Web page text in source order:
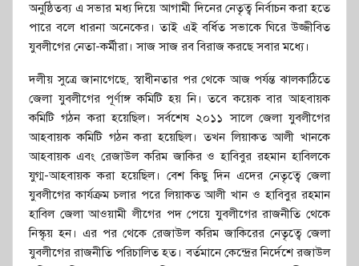
অনুষ্ঠিতব্য এ সভার মধ্য দিয়ে আগামী দিনের নেতৃত্ব নির্বাচন করা হতে
পারে বলে ধারনা অনেকের। তাই এই বর্ধিত সভাকে ঘিরে উজ্জীবিত
যুবলীগের নেতা-কর্মীরা। সাজ সাজ রব বিরাজ করছে সবার মধ্যে।
দলীয় সুত্রে জানাগেছে, স্বাধীনতার পর থেকে আজ পর্যন্ত ঝালকাঠিতে
জেলা যুবলীগের পূর্ণাঙ্গ কমিটি হয় নি। তবে কয়েক বার আহবায়ক
কমিটি গঠন করা হয়েছিল। সর্বশেষ ২০১১ সালে জেলা যুবলীগের
আহবায়ক কমিটি গঠন করা হয়েছিল। তখন লিয়াকত আলী খানকে
আহবায়ক এবং রেজাউল করিম জাকির ও হাবিবুর রহমান হাবিলকে
যুগ্ম-আহবায়ক করা হয়েছিল। বেশ কিছু দিন এদের নেতৃত্বে জেলা
যুবলীগের কার্যক্রম চলার পরে লিয়াকত আলী খান ও হাবিবুর রহমান
হাবিল জেলা আওয়ামী লীগের পদ পেয়ে যুবলীগের রাজনীতি থেকে
নিস্কৃয় হন। এর পর থেকে রেজাউল করিম জাকিরের নেতৃত্বে জেলা
যুবলীগের রাজনীতি পরিচালিত হত। বর্তমানে কেন্দ্রের নির্দেশে রজাউল